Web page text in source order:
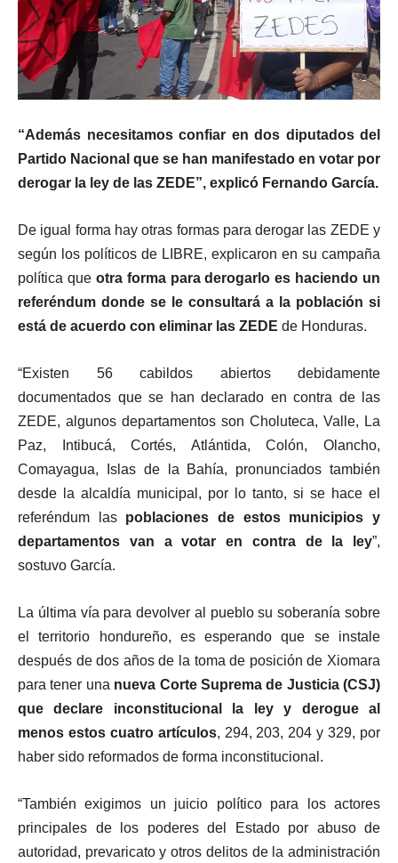
“Además necesitamos confiar en dos diputados del
Partido Nacional que se han manifestado en votar por
derogar la ley de las ZEDE”, explicó Fernando García.
De igual forma hay otras formas para derogar las ZEDE y
según los políticos de LIBRE, explicaron en su campaña
política que otra forma para derogarlo es haciendo un
referéndum donde se le consultará a la población si
está de acuerdo con eliminar las ZEDE de Honduras.
“Existen 56 cabildos abiertos debidamente
documentados que se han declarado en contra de las
ZEDE, algunos departamentos son Choluteca, Valle, La
Paz, Intibucá, Cortés, Atlántida, Colón, Olancho,
Comayagua, Islas de la Bahía, pronunciados también
desde la alcaldía municipal, por lo tanto, si se hace el
referéndum las poblaciones de estos municipios y
departamentos van a votar en contra de la ley”,
sostuvo García.
La última vía para devolver al pueblo su soberanía sobre
el territorio hondureño, es esperando que se instale
después de dos años de la toma de posición de Xiomara
para tener una nueva Corte Suprema de Justicia (CSJ)
que declare inconstitucional la ley y derogue al
menos estos cuatro artículos, 294, 203, 204 y 329, por
haber sido reformados de forma inconstitucional.
“También exigimos un juicio político para los actores
principales de los poderes del Estado por abuso de
autoridad, prevaricato y otros delitos de la administración